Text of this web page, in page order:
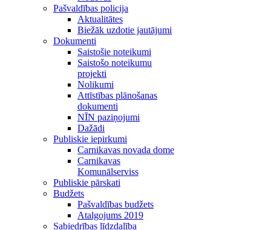
Pašvaldības policija
Aktualitātes
Biežāk uzdotie jautājumi
Dokumenti
Saistošie noteikumi
Saistošo noteikumu
projekti
Nolikumi
Attīstības plānošanas
dokumenti
NĪN paziņojumi
Dažādi
Publiskie iepirkumi
Carnikavas novada dome
Carnikavas
Komunālserviss
Publiskie pārskati
Budžets
Pašvaldības budžets
Atalgojums 2019
Sabiedrības līdzdalība